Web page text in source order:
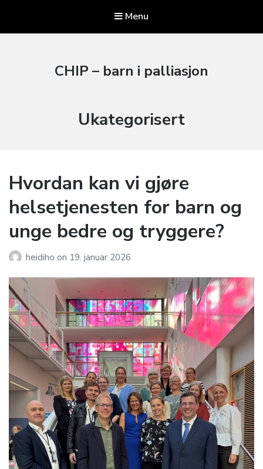
Menu
CHIP – barn i palliasjon
Kategori:
Ukategorisert
Hvordan kan vi gjøre
helsetjenesten for barn og
unge bedre og tryggere?
heidiho on 19. januar 2026